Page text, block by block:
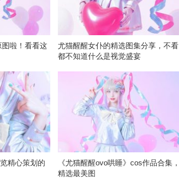
图啦！看看这
尤猫醒醒女仆的精选图集分享，不看
都不知道什么是视觉盛宴
精心策划的
《尤猫醒醒ovo哄睡》cos作品合集，
精选最美图